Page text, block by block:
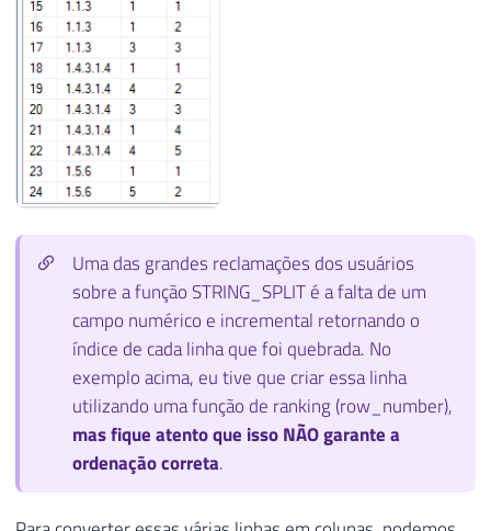
Uma das grandes reclamações dos usuários
sobre a função STRING_SPLIT é a falta de um
campo numérico e incremental retornando o
índice de cada linha que foi quebrada. No
exemplo acima, eu tive que criar essa linha
utilizando uma função de ranking (row_number),
mas fique atento que isso NÃO garante a
ordenação correta.